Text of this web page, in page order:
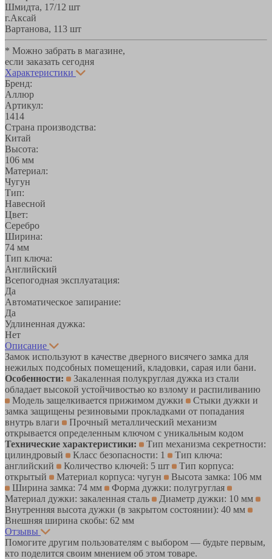
Шмидта, 17/1 2 шт
г.Аксай
Вартанова, 113 шт
* Можно забрать в магазине,
если заказать сегодня
Характеристики
Бренд:
Аллюр
Артикул:
1414
Страна производства:
Китай
Высота:
106 мм
Материал:
Чугун
Тип:
Навесной
Цвет:
Серебро
Ширина:
74 мм
Тип ключа:
Английский
Всепогодная эксплуатация:
Да
Автоматическое запирание:
Да
Удлиненная дужка:
Нет
Описание
Замок используют в качестве дверного висячего замка для
нежилых подсобных помещений, кладовки, сарая или бани.
Особенности:
Закаленная полукруглая дужка из стали
обладает высокой устойчивостью ко взлому и распиливанию
Модель защелкивается прижимом дужки
Стыки дужки и
замка защищены резиновыми прокладками от попадания
внутрь влаги
Прочный металлический механизм
открывается определенным ключом с уникальным кодом
Технические характеристики:
Тип механизма секретности:
цилиндровый
Класс безопасности: 1
Тип ключа:
английский
Количество ключей: 5 шт
Тип корпуса:
открытый
Материал корпуса: чугун
Высота замка: 106 мм
Ширина замка: 74 мм
Форма дужки: полугруглая
Материал дужки: закаленная сталь
Диаметр дужки: 10 мм
Внутренняя высота дужки (в закрытом состоянии): 40 мм
Внешняя ширина скобы: 62 мм
Отзывы
Помогите другим пользователям с выбором — будьте первым,
кто поделится своим мнением об этом товаре.